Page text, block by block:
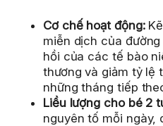
Cơ chế hoạt động:
miễn dịch của
hồi của các tế bào
thương và giảm tỷ lệ
những tháng tiếp
Liều lượng cho bé 2
nguyên tố mỗi ngày,